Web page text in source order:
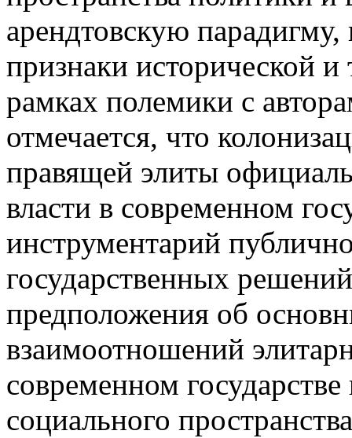
арендтовскую
признаки исторической и
рамках полемики с
отмечается, что
правящей элиты
власти в современном
инструментарий
государственных
предположения об
взаимоотношений
современном
социального